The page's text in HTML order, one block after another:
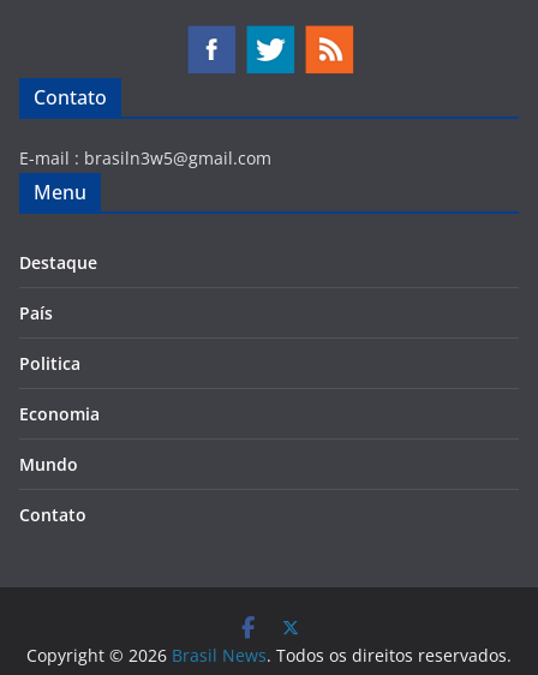
Contato
E-mail : brasiln3w5@gmail.com
Menu
Destaque
País
Politica
Economia
Mundo
Contato
Copyright © 2026 Brasil News. Todos os direitos reservados.